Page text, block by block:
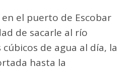
el puerto de Escobar
de sacarle al río
de agua al día, la
hasta la